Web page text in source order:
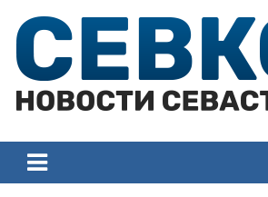
content
Севастополя
Севастополя